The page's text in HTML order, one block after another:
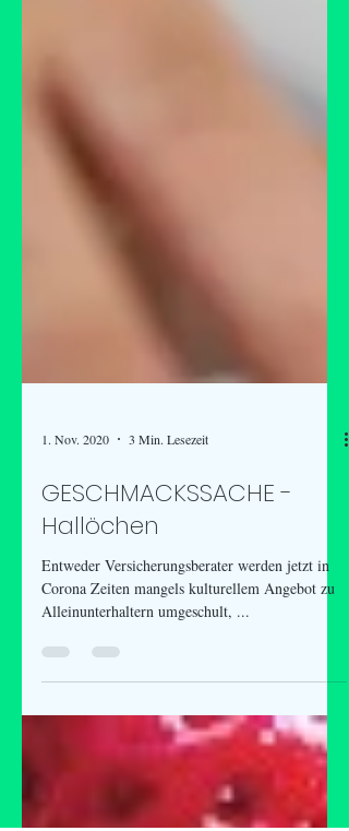
1. Nov. 2020 3 Min. Lesezeit
GESCHMACKSSACHE -
Hallöchen
Entweder Versicherungsberater werden jetzt in
Corona Zeiten mangels kulturellem Angebot zu